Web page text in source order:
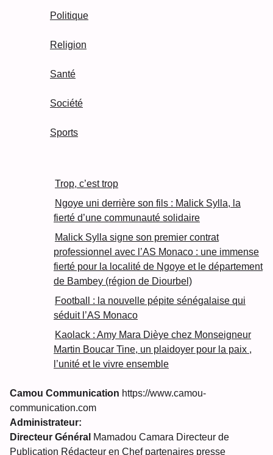
Politique
Religion
Santé
Société
Sports
Trop, c’est trop
Ngoye uni derrière son fils : Malick Sylla, la
fierté d’une communauté solidaire
Malick Sylla signe son premier contrat
professionnel avec l’AS Monaco : une immense
fierté pour la localité de Ngoye et le département
de Bambey (région de Diourbel)
Football : la nouvelle pépite sénégalaise qui
séduit l’AS Monaco
Kaolack : Amy Mara Dièye chez Monseigneur
Martin Boucar Tine, un plaidoyer pour la paix ,
l’unité et le vivre ensemble
Camou Communication https://www.camou-
communication.com
Administrateur:
Directeur Général Mamadou Camara Directeur de
Publication Rédacteur en Chef partenaires presse